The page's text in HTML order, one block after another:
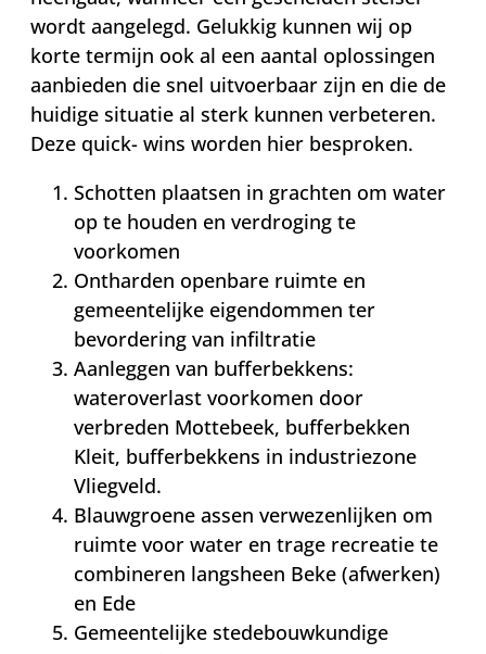
wordt aangelegd. Gelukkig kunnen wij op
korte termijn ook al een aantal oplossingen
aanbieden die snel uitvoerbaar zijn en die de
huidige situatie al sterk kunnen verbeteren.
Deze quick- wins worden hier besproken.
Schotten plaatsen in grachten om water
op te houden en verdroging te
voorkomen
Ontharden openbare ruimte en
gemeentelijke eigendommen ter
bevordering van infiltratie
Aanleggen van bufferbekkens:
wateroverlast voorkomen door
verbreden Mottebeek, bufferbekken
Kleit, bufferbekkens in industriezone
Vliegveld.
Blauwgroene assen verwezenlijken om
ruimte voor water en trage recreatie te
combineren langsheen Beke (afwerken)
en Ede
Gemeentelijke stedebouwkundige